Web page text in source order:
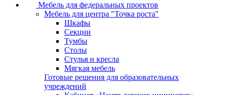
Мебель для федеральных проектов
Мебель для центра "Точка роста"
Шкафы
Секции
Тумбы
Столы
Стулья и кресла
Мягкая мебель
Готовые решения для образовательных
учреждений